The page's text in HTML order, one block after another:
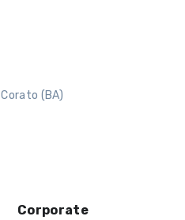
(BA)
Corporate